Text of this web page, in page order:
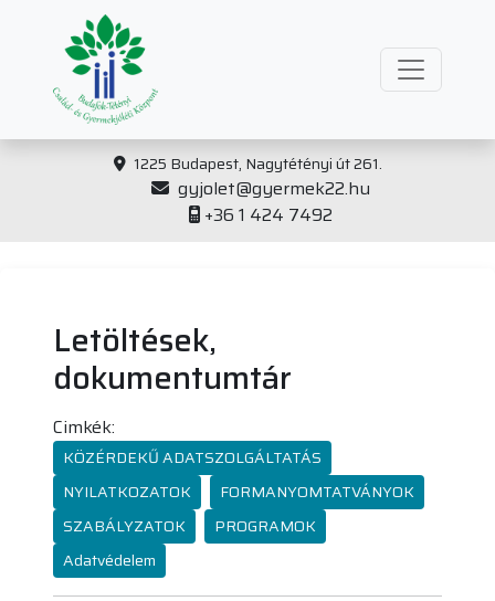
1225 Budapest, Nagytétényi út 261.
gyjolet@gyermek22.hu
+36 1 424 7492
Letöltések,
dokumentumtár
Cimkék:
KÖZÉRDEKŰ ADATSZOLGÁLTATÁS
NYILATKOZATOK
FORMANYOMTATVÁNYOK
SZABÁLYZATOK
PROGRAMOK
Adatvédelem